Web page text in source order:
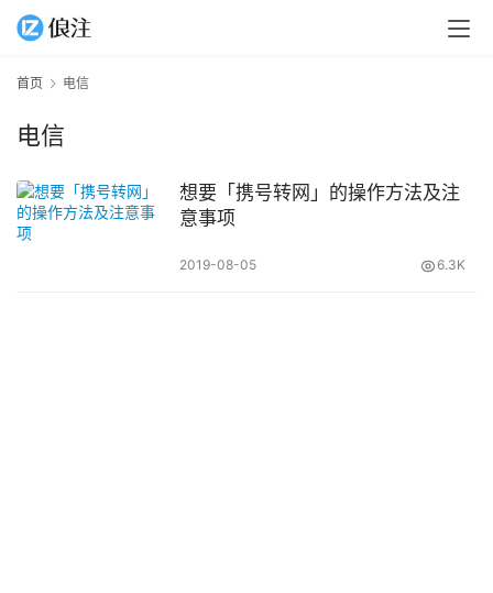
首页 电信
电信
想要「携号转网」的操作方法及注
意事项
2019-08-05 6.3K